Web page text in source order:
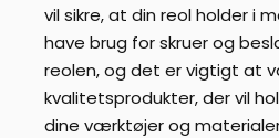
vil sikre, at din reol holder i
have brug for skruer og
reolen, og det er vigtigt at
kvalitetsprodukter, der vil
dine værktøjer og